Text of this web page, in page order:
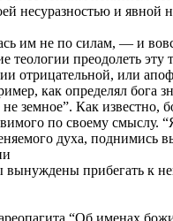
несуразностью и явной
им не по силам, — и
теологии преодолеть
или
как определял
земное”. Как известно,
по своему
духа, поднимись
прибегать к
“Об именах